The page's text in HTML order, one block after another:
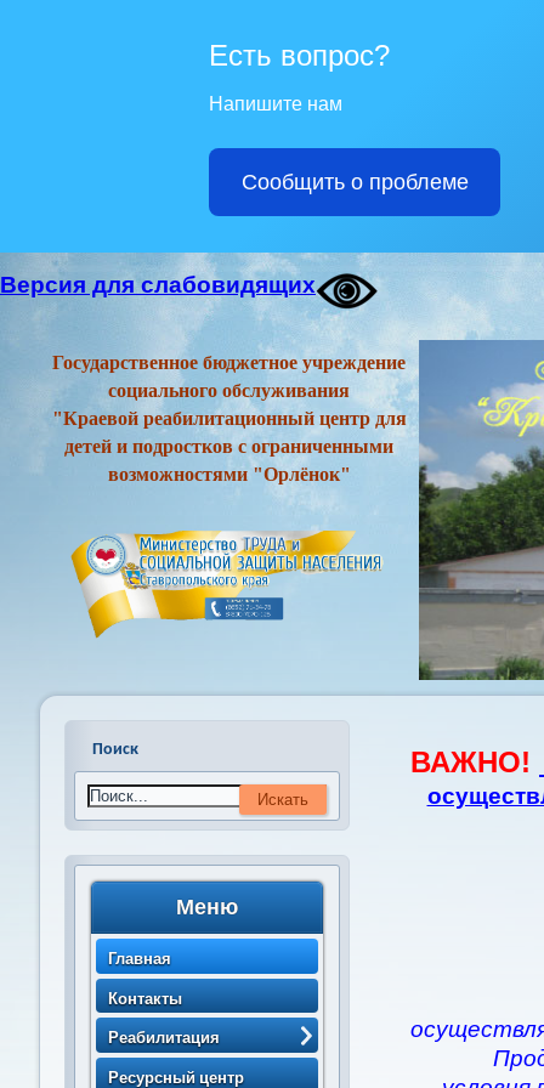
Есть вопрос?
Напишите нам
Сообщить о проблеме
Версия для слабовидящих
Государственное бюджетное учреждение
социального обслуживания
"Краевой реабилитационный центр для
детей и подростков с ограниченными
возможностями "Орлёнок"
Поиск
Меню
Главная
Контакты
Реабилитация
> Порядок направления
Ресурсный центр
ВАЖНО!